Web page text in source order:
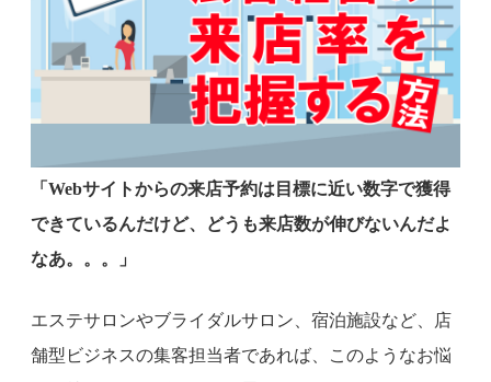
「Webサイトからの来店予約は目標に近い数字で獲得
できているんだけど、どうも来店数が伸びないんだよ
なあ。。。」
エステサロンやブライダルサロン、宿泊施設など、店
舗型ビジネスの集客担当者であれば、このようなお悩